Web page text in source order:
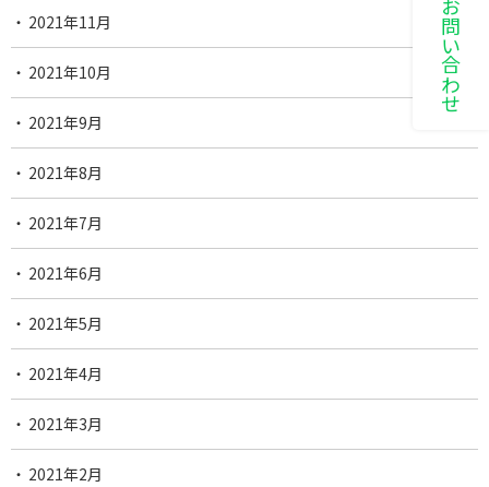
2021年11月
2021年10月
2021年9月
2021年8月
2021年7月
2021年6月
2021年5月
2021年4月
2021年3月
2021年2月